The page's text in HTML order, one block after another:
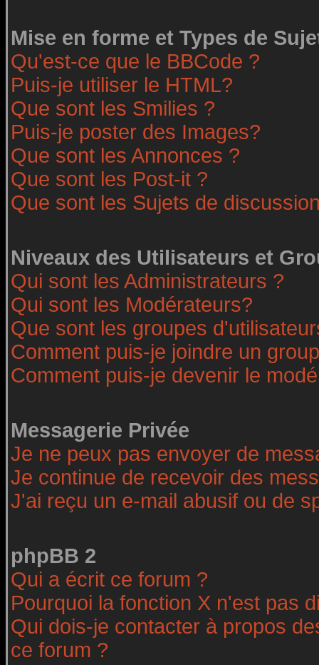
Mise en forme et Types de
Qu'est-ce que le BBCode ?
Puis-je utiliser le HTML?
Que sont les Smilies ?
Puis-je poster des Images?
Que sont les Annonces ?
Que sont les Post-it ?
Que sont les Sujets de
Niveaux des Utilisateurs et
Qui sont les Administrateurs ?
Qui sont les Modérateurs?
Que sont les groupes
Comment puis-je joindre un
Comment puis-je devenir le
Messagerie Privée
Je ne peux pas envoyer de
Je continue de recevoir des
J'ai reçu un e-mail abusif ou de
phpBB 2
Qui a écrit ce forum ?
Pourquoi la fonction X n'est pas
Qui dois-je contacter à propos
ce forum ?